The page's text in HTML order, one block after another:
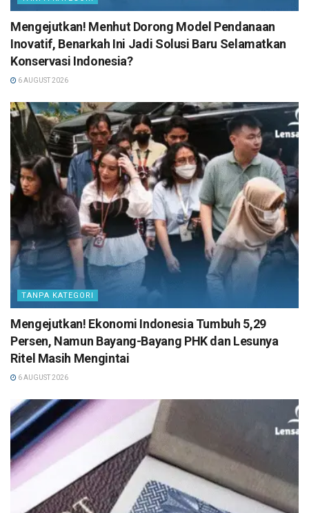
Mengejutkan! Menhut Dorong Model Pendanaan
Inovatif, Benarkah Ini Jadi Solusi Baru Selamatkan
Konservasi Indonesia?
6 AUGUST 2026
TANPA KATEGORI
Mengejutkan! Ekonomi Indonesia Tumbuh 5,29
Persen, Namun Bayang-Bayang PHK dan Lesunya
Ritel Masih Mengintai
6 AUGUST 2026